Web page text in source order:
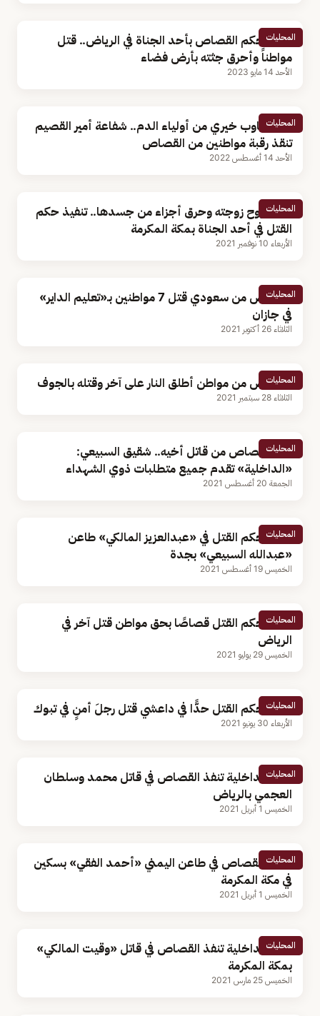
المحليات
تنفيذ حكم القصاص بأحد الجناة في الرياض.. قتل
مواطناً وأحرق جثته بأرض فضاء
الأحد 14 مايو 2023
المحليات
بعد تجاوب خيري من أولياء الدم.. شفاعة أمير القصيم
تنقذ رقبة مواطنين من القصاص
الأحد 14 أغسطس 2022
المحليات
أزهق روح زوجته وحرق أجزاء من جسدها.. تنفيذ حكم
القتل في أحد الجناة بمكة المكرمة
الأربعاء 10 نوفمبر 2021
المحليات
القصاص من سعودي قتل 7 مواطنين بـ«تعليم الداير»
في جازان
الثلاثاء 26 أكتوبر 2021
المحليات
القصاص من مواطن أطلق النار على آخر وقتله بالجوف
الثلاثاء 28 سبتمبر 2021
المحليات
بعد القصاص من قاتل أخيه.. شقيق السبيعي:
«الداخلية» تقدم جميع متطلبات ذوي الشهداء
الجمعة 20 أغسطس 2021
المحليات
تنفيذ حكم القتل في «عبدالعزيز المالكي» طاعن
«عبدالله السبيعي» بجدة
الخميس 19 أغسطس 2021
المحليات
تنفيذ حكم القتل قصاصًا بحق مواطن قتل آخر في
الرياض
الخميس 29 يوليو 2021
المحليات
تنفيذ حكم القتل حدًّا في داعشي قتل رجلَ أمنٍ في تبوك
الأربعاء 30 يونيو 2021
المحليات
وزارة الداخلية تنفذ القصاص في قاتل محمد وسلطان
العجمي بالرياض
الخميس 1 أبريل 2021
المحليات
تنفيذ القصاص في طاعن اليمني «أحمد الفقي» بسكين
في مكة المكرمة
الخميس 1 أبريل 2021
المحليات
وزارة الداخلية تنفذ القصاص في قاتل «وقيت المالكي»
بمكة المكرمة
الخميس 25 مارس 2021